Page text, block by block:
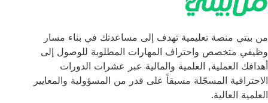
من بيتي منصة تعليمية تهدف إلى مساعدتك في بناء مسار
وظيفي متخصص واحتراف المهارات المطلوبة للوصول إلى
أهدافك العملية, العلمية والمالية عبر عشرات الدورات
الاحترافية المسجّلة مسبقاً على قدر من المسؤولية والمعايير
العلمية العالية.